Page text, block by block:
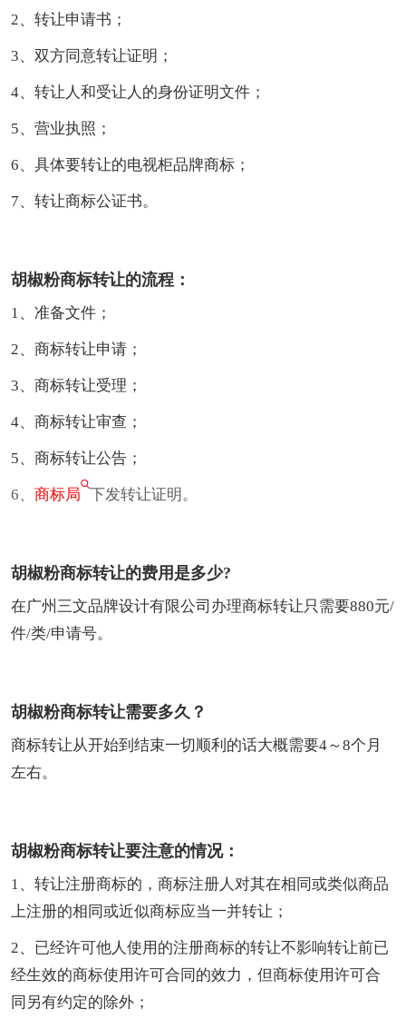
2、转让申请书；
3、双方同意转让证明；
4、转让人和受让人的身份证明文件；
5、营业执照；
6、具体要转让的电视柜品牌商标；
7、转让商标公证书。
胡椒粉商标转让的流程：
1、准备文件；
2、商标转让申请；
3、商标转让受理；
4、商标转让审查；
5、商标转让公告；
6、 商标局 下发转让证明。
胡椒粉商标转让的费用是多少?
在广州三文品牌设计有限公司办理商标转让只需要880元/
件/类/申请号。
胡椒粉商标转让需要多久？
商标转让从开始到结束一切顺利的话大概需要4～8个月
左右。
胡椒粉商标转让要注意的情况：
1、转让注册商标的，商标注册人对其在相同或类似商品
上注册的相同或近似商标应当一并转让；
2、已经许可他人使用的注册商标的转让不影响转让前已
经生效的商标使用许可合同的效力，但商标使用许可合
同另有约定的除外；